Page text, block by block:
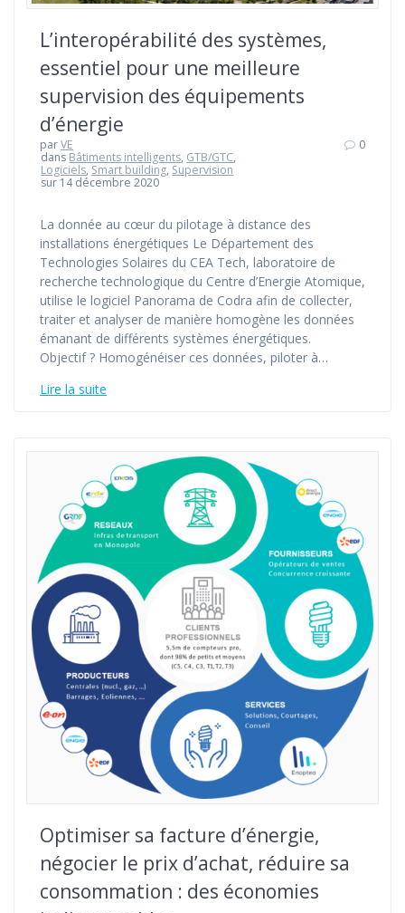
L’interopérabilité des systèmes,
essentiel pour une meilleure
supervision des équipements
d’énergie
parVE
dans Bâtiments intelligents, GTB/GTC,
Logiciels, Smart building, Supervision
sur 14 décembre 2020
0
La donnée au cœur du pilotage à distance des
installations énergétiques Le Département des
Technologies Solaires du CEA Tech, laboratoire de
recherche technologique du Centre d’Energie Atomique,
utilise le logiciel Panorama de Codra afin de collecter,
traiter et analyser de manière homogène les données
émanant de différents systèmes énergétiques.
Objectif ? Homogénéiser ces données, piloter à…
Lire la suite
Optimiser sa facture d’énergie,
négocier le prix d’achat, réduire sa
consommation : des économies